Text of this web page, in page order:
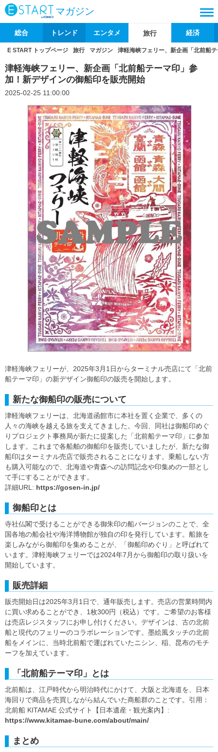
マガジン
総合 トレンド エンタメ 旅行 経済
E START トップページ 旅行 マガジン 津軽海峡フェリー、新企画「北前船
津軽海峡フェリー、新企画「北前船テーマ印」参
加！新デザインの御船印を販売開始
2025-02-25 11:00:00
津軽海峡フェリーが、2025年3月1日からターミナル売店にて「北前
船テーマ印」の新デザイン御船印の販売を開始します。
新たな御船印の販売について
津軽海峡フェリーは、北海道函館市に本社を置く企業で、多くの
人々の海峡を越える旅を支えてきました。今回、同社は御船印めぐ
りプロジェクト事務局が新たに提案した「北前船テーマ印」に参加
します。これまで各船舶の御船印を販売していましたが、新たな御
船印はターミナル売店で販売されることになります。乗船しない方
も購入可能なので、北海道や青森への訪問記念や印集めの一部とし
て手にすることができます。
詳細URL: https://gosen-in.jp/
御船印とは
寺社仏閣で受けることができる御朱印の船バージョンのことで、全
国各地の船会社や海洋博物館が独自の印を発行しています。船旅を
楽しみながら御船印を集めることが、「御船印めぐり」と呼ばれて
います。津軽海峡フェリーでは2024年7月から御船印の取り扱いを
開始しています。
販売詳細
販売開始日は2025年3月1日で、通年販売します。売店の営業時間内
に買い求めることができ、1枚300円（税込）です。ご希望のお客様
は売店レジスタッフにお申し付けください。デザインは、古の北前
船と現代のフェリーのコラボレーションです。墨絵風タッチの北前
船をメインに、当時北前船で運ばれていたニシン、稲、昆布のモチ
ーフを加えています。
「北前船テーマ印」とは
北前船は、江戸時代から明治時代にかけて、大阪と北海道を、日本
海回りで商品を売買しながら結んでいた商船群のことです。引用：
北前船 KITAMAE 公式サイト【日本遺産・観光案内】:
https://www.kitamae-bune.com/about/main/
まとめ